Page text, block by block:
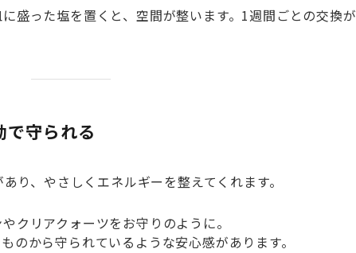
盛った塩を置くと、空間が整います。1週間ごとの交換が
守られる
り、やさしくエネルギーを整えてくれます。
クリアクォーツをお守りのように。
のから守られているような安心感があります。